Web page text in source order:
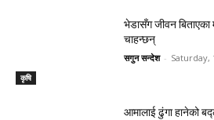
कृषि
भेडासँग जीवन
चाहन्छन्
सगुन सन्देश - Saturday,
आमालाई ढुंगा हानेको